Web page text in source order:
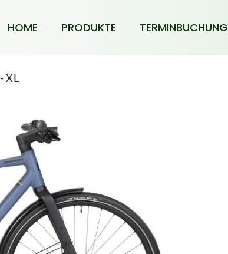
HOME PRODUKTE TERMINBUCHUNG
XL